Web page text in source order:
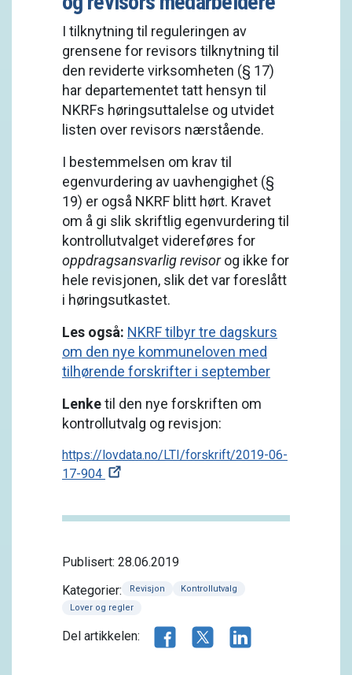
I tilknytning til reguleringen av
grensene for revisors tilknytning til
den reviderte virksomheten (§ 17)
har departementet tatt hensyn til
NKRFs høringsuttalelse og utvidet
listen over revisors nærstående.
I bestemmelsen om krav til
egenvurdering av uavhengighet (§
19) er også NKRF blitt hørt. Kravet
om å gi slik skriftlig egenvurdering til
kontrollutvalget videreføres for
oppdragsansvarlig revisorog ikke for
hele revisjonen, slik det var foreslått
i høringsutkastet.
Les også: NKRF tilbyr tre dagskurs
om den nye kommuneloven med
tilhørende forskrifter i september
Lenketil den nye forskriften om
kontrollutvalg og revisjon:
https://lovdata.no/LTI/forskrift/2019-06-
17-904
Publisert: 28.06.2019
Kategorier:
Revisjon
Kontrollutvalg
Lover og regler
Del artikkelen: Del artikkelen på Facebook
Del artikkelen på X.com